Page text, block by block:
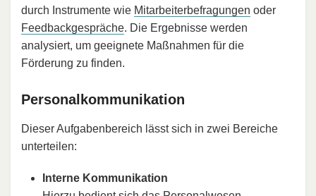
durch Instrumente wie Mitarbeiterbefragungen oder
Feedbackgespräche. Die Ergebnisse werden
analysiert, um geeignete Maßnahmen für die
Förderung zu finden.
Personalkommunikation
Dieser Aufgabenbereich lässt sich in zwei Bereiche
unterteilen:
Interne Kommunikation